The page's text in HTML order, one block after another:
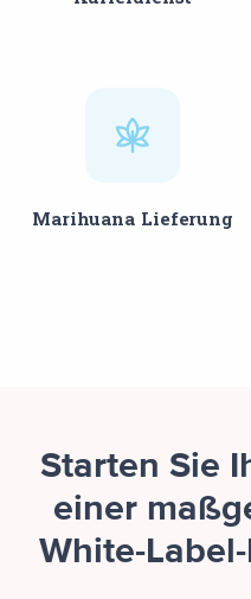
Marihuana Lieferung
Starten Sie
einer
White-